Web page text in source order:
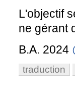
L'objectif
ne gérant
B.A. 2024
traduction